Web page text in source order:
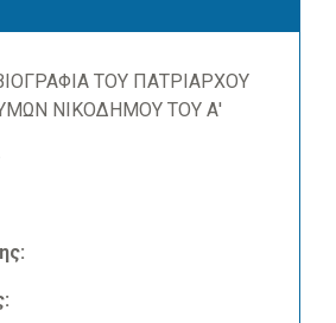
ΤΟΥ ΠΑΤΡΙΑΡΧΟΥ
ΝΙΚΟΔΗΜΟΥ ΤΟΥ Α'